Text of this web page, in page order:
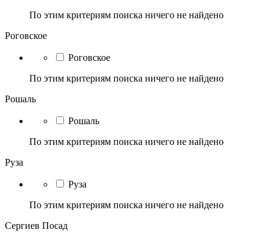
По этим критериям поиска ничего не найдено
Роговское
Роговское
По этим критериям поиска ничего не найдено
Рошаль
Рошаль
По этим критериям поиска ничего не найдено
Руза
Руза
По этим критериям поиска ничего не найдено
Сергиев Посад